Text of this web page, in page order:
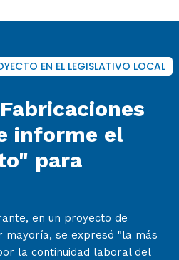
EN EL LEGISLATIVO LOCAL
informe el
para
en un proyecto de
mayoría, se expresó "la más
la continuidad laboral del